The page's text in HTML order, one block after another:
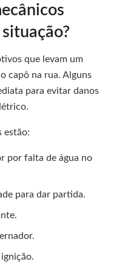
que levam um
capô na rua. Alguns
para evitar danos
estão:
por falta de água no
para dar partida.